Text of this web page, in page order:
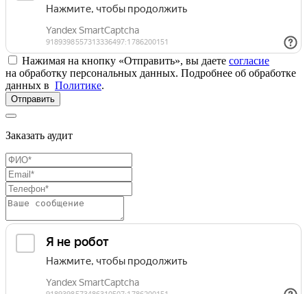
Нажимая на кнопку «Отправить», вы даете согласие
на обработку персональных данных. Подробнее об обработке
данных в Политике.
Отправить
Заказать аудит